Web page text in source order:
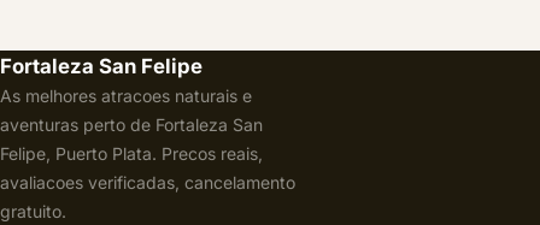
Fortaleza San Felipe
As melhores atracoes naturais e
aventuras perto de Fortaleza San
Felipe, Puerto Plata. Precos reais,
avaliacoes verificadas, cancelamento
gratuito.